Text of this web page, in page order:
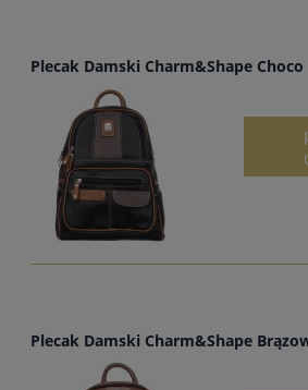
Plecak Damski Charm&Shape Choco
Plecak Damski Charm&Shape